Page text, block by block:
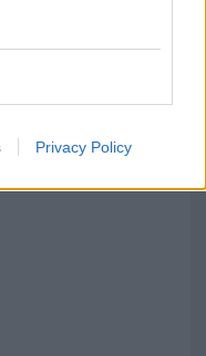
Privacy Policy
rischio per